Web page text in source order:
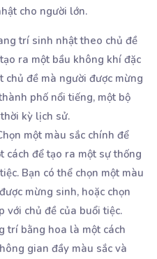
cho người lớn.
trí sinh nhật theo chủ đề
ra một bầu không khí đặc
chủ đề mà người được mừng
phố nổi tiếng, một bộ
kỳ lịch sử.
một màu sắc chính để
để tạo ra một sự thống
Bạn có thể chọn một màu
mừng sinh, hoặc chọn
với chủ đề của buổi tiệc.
trí bằng hoa là một cách
gian đầy màu sắc và